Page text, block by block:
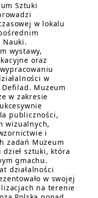
Sztuki
w lokalu
Nauki.
wystawy,
oraz
w
Muzeum
w zakresie
publiczności,
wizualnych,
i
zadań Muzeum
sztuki, która
gmachu.
działalności
w swojej
na terenie